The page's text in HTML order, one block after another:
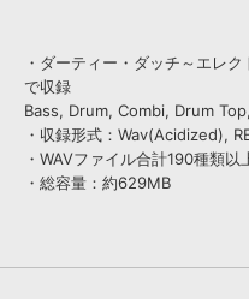
・ダーティー・ダッチ～エレ
で収録
Bass, Drum, Combi, Drum
・収録形式：Wav(Acidized),
・WAVファイル合計190種類以
・総容量：約629MB